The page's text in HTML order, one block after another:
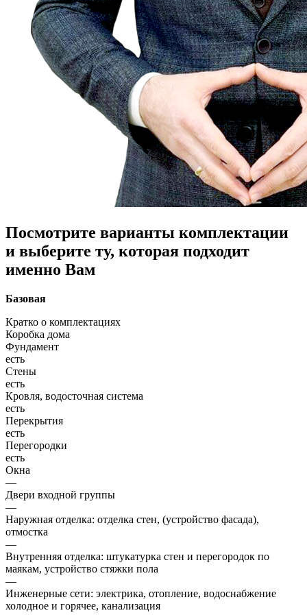
Посмотрите варианты комплектации
и выберите ту, которая подходит
именно Вам
Базовая
Кратко о комплектациях
Коробка дома
Фундамент
есть
Стены
есть
Кровля, водосточная система
есть
Перекрытия
есть
Перегородки
есть
Окна
—
Двери входной группы
—
Наружная отделка: отделка стен, (устройство фасада),
отмостка
—
Внутренняя отделка: штукатурка стен и перегородок по
маякам, устройство стяжки пола
—
Инженерные сети: электрика, отопление, водоснабжение
холодное и горячее, канализация